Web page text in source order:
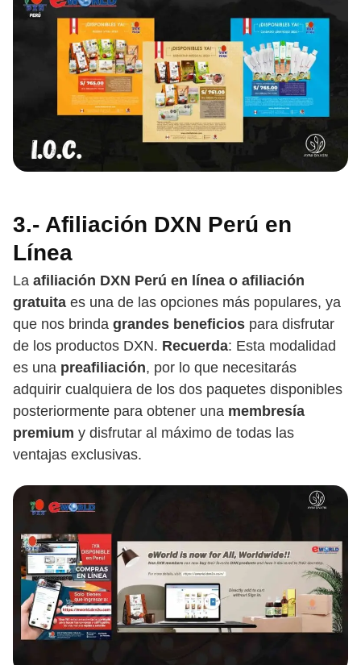
3.- Afiliación DXN Perú en
Línea
La afiliación DXN Perú en línea o afiliación
gratuita es una de las opciones más populares, ya
que nos brinda grandes beneficios para disfrutar
de los productos DXN. Recuerda: Esta modalidad
es una preafiliación, por lo que necesitarás
adquirir cualquiera de los dos paquetes disponibles
posteriormente para obtener una membresía
premium y disfrutar al máximo de todas las
ventajas exclusivas.